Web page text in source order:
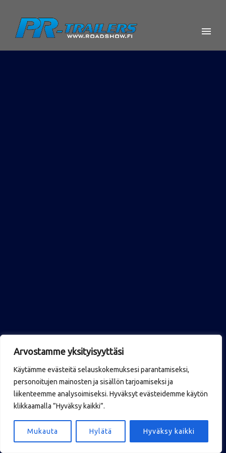
Arvostamme yksityisyyttäsi
Käytämme evästeitä selauskokemuksesi parantamiseksi,
personoitujen mainosten ja sisällön tarjoamiseksi ja
liikenteemme analysoimiseksi. Hyväksyt evästeidemme käytön
klikkaamalla ”Hyväksy kaikki”.
Mukauta Hylätä Hyväksy kaikki